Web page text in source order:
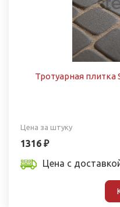
Тротуарная плитка
Цена за штуку
1316 ₽
Цена с